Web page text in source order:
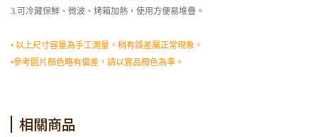
3.可冷藏保鮮、微波、烤箱加熱，使用方便易堆疊。
• 以上尺寸容量為手工測量，稍有誤差屬正常現象。
•參考圖片顏色略有偏差，請以實品顏色為準。
相關商品